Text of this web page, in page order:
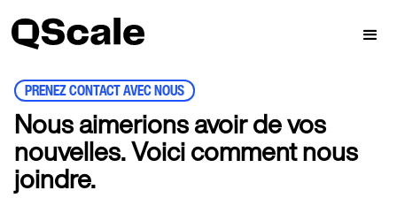
PRENEZ CONTACT AVEC NOUS
Nous aimerions avoir de vos
nouvelles. Voici comment nous
joindre.